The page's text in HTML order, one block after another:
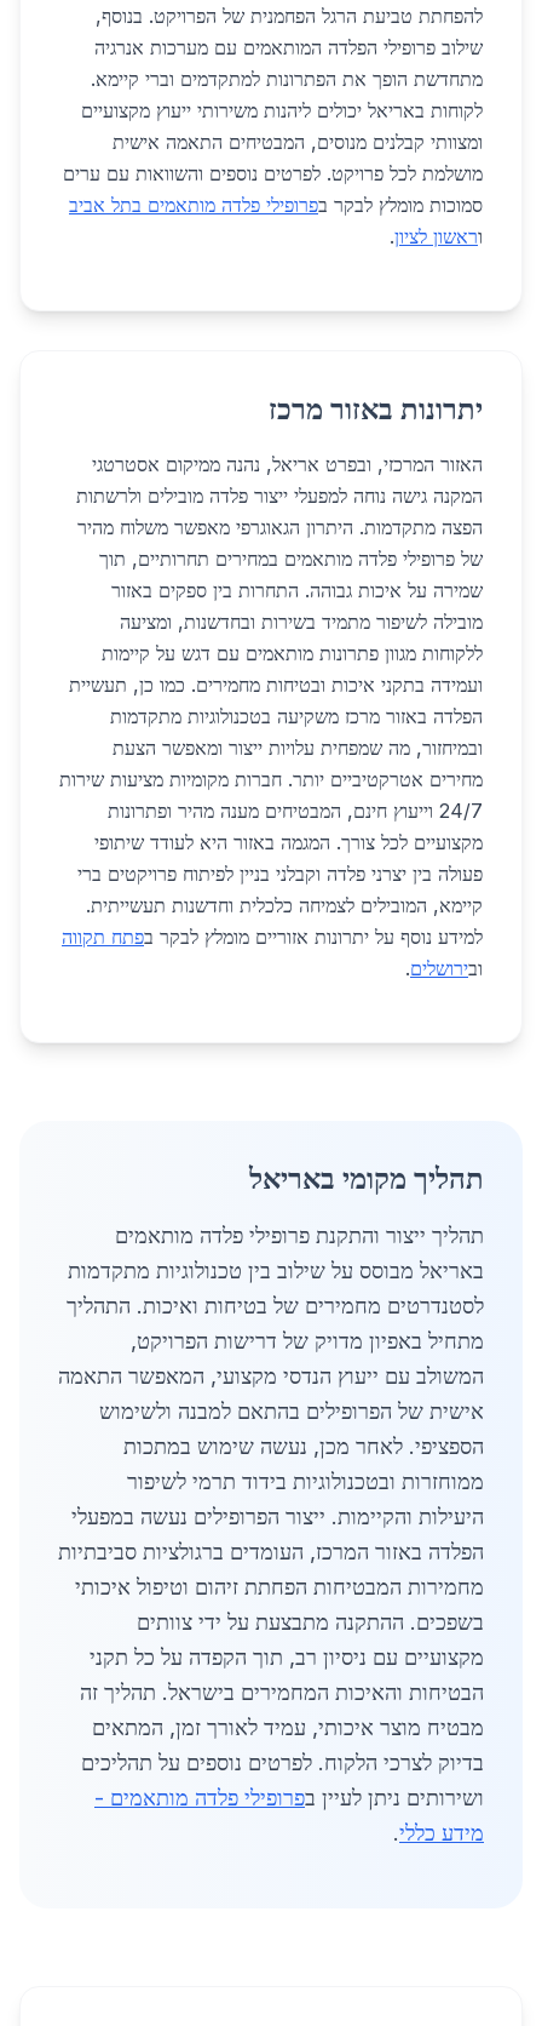
להפחתת טביעת הרגל הפחמנית של הפרויקט. בנוסף,
שילוב פרופילי הפלדה המותאמים עם מערכות אנרגיה
מתחדשת הופך את הפתרונות למתקדמים וברי קיימא.
לקוחות באריאל יכולים ליהנות משירותי ייעוץ מקצועיים
ומצוותי קבלנים מנוסים, המבטיחים התאמה אישית
מושלמת לכל פרויקט. לפרטים נוספים והשוואות עם ערים
סמוכות מומלץ לבקר בפרופילי פלדה מותאמים בתל אביב
וראשון לציון.
יתרונות באזור מרכז
האזור המרכזי, ובפרט אריאל, נהנה ממיקום אסטרטגי
המקנה גישה נוחה למפעלי ייצור פלדה מובילים ולרשתות
הפצה מתקדמות. היתרון הגאוגרפי מאפשר משלוח מהיר
של פרופילי פלדה מותאמים במחירים תחרותיים, תוך
שמירה על איכות גבוהה. התחרות בין ספקים באזור
מובילה לשיפור מתמיד בשירות ובחדשנות, ומציעה
ללקוחות מגוון פתרונות מותאמים עם דגש על קיימות
ועמידה בתקני איכות ובטיחות מחמירים. כמו כן, תעשיית
הפלדה באזור מרכז משקיעה בטכנולוגיות מתקדמות
ובמיחזור, מה שמפחית עלויות ייצור ומאפשר הצעת
מחירים אטרקטיביים יותר. חברות מקומיות מציעות שירות
24/7 וייעוץ חינם, המבטיחים מענה מהיר ופתרונות
מקצועיים לכל צורך. המגמה באזור היא לעודד שיתופי
פעולה בין יצרני פלדה וקבלני בניין לפיתוח פרויקטים ברי
קיימא, המובילים לצמיחה כלכלית וחדשנות תעשייתית.
למידע נוסף על יתרונות אזוריים מומלץ לבקר בפתח תקווה
ובירושלים.
תהליך מקומי באריאל
תהליך ייצור והתקנת פרופילי פלדה מותאמים
באריאל מבוסס על שילוב בין טכנולוגיות מתקדמות
לסטנדרטים מחמירים של בטיחות ואיכות. התהליך
מתחיל באפיון מדויק של דרישות הפרויקט,
המשולב עם ייעוץ הנדסי מקצועי, המאפשר התאמה
אישית של הפרופילים בהתאם למבנה ולשימוש
הספציפי. לאחר מכן, נעשה שימוש במתכות
ממוחזרות ובטכנולוגיות בידוד תרמי לשיפור
היעילות והקיימות. ייצור הפרופילים נעשה במפעלי
הפלדה באזור המרכז, העומדים ברגולציות סביבתיות
מחמירות המבטיחות הפחתת זיהום וטיפול איכותי
בשפכים. ההתקנה מתבצעת על ידי צוותים
מקצועיים עם ניסיון רב, תוך הקפדה על כל תקני
הבטיחות והאיכות המחמירים בישראל. תהליך זה
מבטיח מוצר איכותי, עמיד לאורך זמן, המתאים
בדיוק לצרכי הלקוח. לפרטים נוספים על תהליכים
ושירותים ניתן לעיין בפרופילי פלדה מותאמים -
מידע כללי.